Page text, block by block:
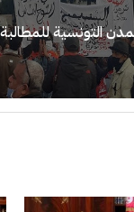
التونسية